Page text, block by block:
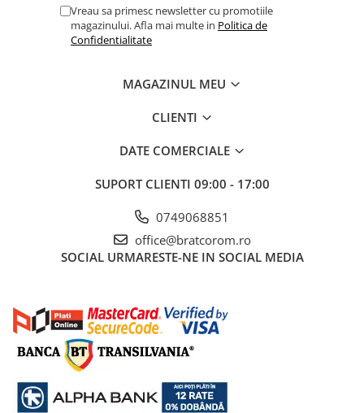
Lopeti si unelte deszapezit
Mobilier gradina
Panouri si elemente gard
Termometre Meteo
Umbrele si pavilioane gradina
Detergenti de vase profesionali
Pentru masini de spalat si polish
Pentru spalare manuala
Detergenti lichizi profesionali
Igiena si Ingrijire personala
Vreau sa primesc newsletter cu promotiile
magazinului. Afla mai multe in Politica de
Confidentialitate
MAGAZINUL MEU
CLIENTI
DATE COMERCIALE
SUPORT CLIENTI 09:00 - 17:00
0749068851
office@bratcorom.ro
SOCIAL URMARESTE-NE IN SOCIAL MEDIA